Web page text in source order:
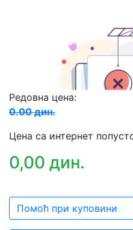
Редовна цена:
0.00 дин.
Цена са интернет
0,00 дин.
Помоћ при куповини